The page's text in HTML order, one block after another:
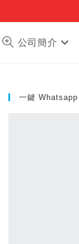
公司簡介
一鍵